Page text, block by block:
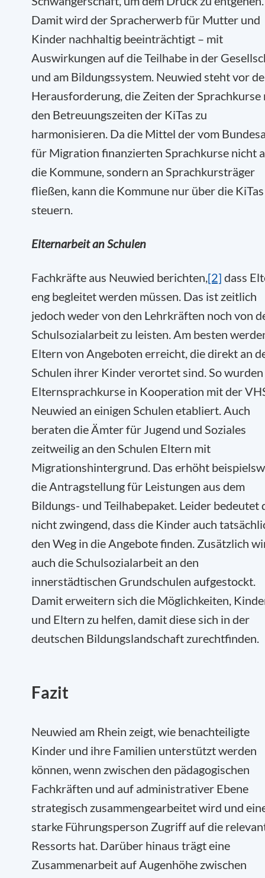
Damit wird der Spracherwerb für Mutter und
Kinder nachhaltig beeinträchtigt – mit
Auswirkungen auf die Teilhabe in der
und am Bildungssystem. Neuwied steht vor
Herausforderung, die Zeiten der Sprachkurse
den Betreuungszeiten der KiTas zu
harmonisieren. Da die Mittel der vom
für Migration finanzierten Sprachkurse nicht
die Kommune, sondern an Sprachkursträger
fließen, kann die Kommune nur über die KiTas
steuern.
Elternarbeit an Schulen
Fachkräfte aus Neuwied berichten,[2] dass
eng begleitet werden müssen. Das ist zeitlich
jedoch weder von den Lehrkräften noch von
Schulsozialarbeit zu leisten. Am besten
Eltern von Angeboten erreicht, die direkt an
Schulen ihrer Kinder verortet sind. So wurden
Elternsprachkurse in Kooperation mit der
Neuwied an einigen Schulen etabliert. Auch
beraten die Ämter für Jugend und Soziales
zeitweilig an den Schulen Eltern mit
Migrationshintergrund. Das erhöht
die Antragstellung für Leistungen aus dem
Bildungs- und Teilhabepaket. Leider bedeutet
nicht zwingend, dass die Kinder auch
den Weg in die Angebote finden. Zusätzlich
auch die Schulsozialarbeit an den
innerstädtischen Grundschulen aufgestockt.
Damit erweitern sich die Möglichkeiten,
und Eltern zu helfen, damit diese sich in der
deutschen Bildungslandschaft zurechtfinden.
Fazit
Neuwied am Rhein zeigt, wie benachteiligte
Kinder und ihre Familien unterstützt werden
können, wenn zwischen den pädagogischen
Fachkräften und auf administrativer Ebene
strategisch zusammengearbeitet wird und
starke Führungsperson Zugriff auf die
Ressorts hat. Darüber hinaus trägt eine
Zusammenarbeit auf Augenhöhe zwischen